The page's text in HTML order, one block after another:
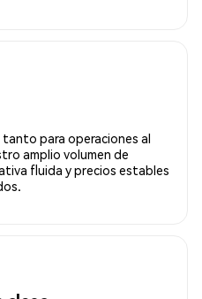
para operaciones al
amplio volumen de
fluida y precios estables